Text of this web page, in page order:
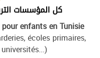
كل المؤسسات
enfants en Tunisie
écoles primaires,